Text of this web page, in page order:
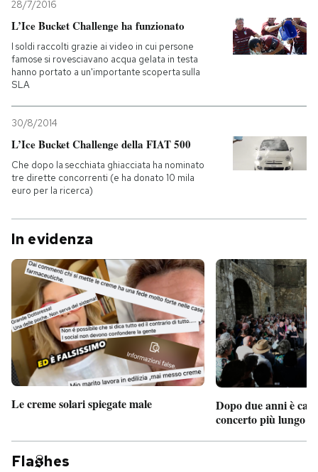
28/7/2016
L’Ice Bucket Challenge ha funzionato
I soldi raccolti grazie ai video in cui persone
famose si rovesciavano acqua gelata in testa
hanno portato a un'importante scoperta sulla
SLA
30/8/2014
L’Ice Bucket Challenge della FIAT 500
Che dopo la secchiata ghiacciata ha nominato
tre dirette concorrenti (e ha donato 10 mila
euro per la ricerca)
In evidenza
Le creme solari spiegate male
Dopo due anni è
concerto più lungo
Fla hes